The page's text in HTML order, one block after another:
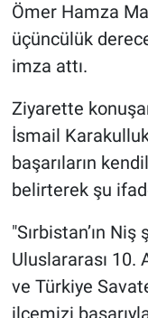
Ömer Hamza
üçüncülük
imza attı.
Ziyarette
İsmail
başarıların
belirterek şu
"Sırbistan’ın
Uluslararası 10.
ve Türkiye